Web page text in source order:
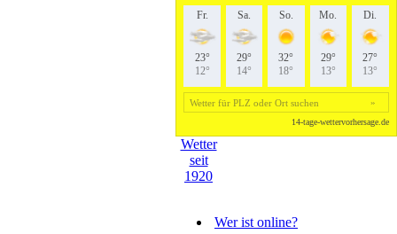
Wetter
seit
1920
Wer ist online?